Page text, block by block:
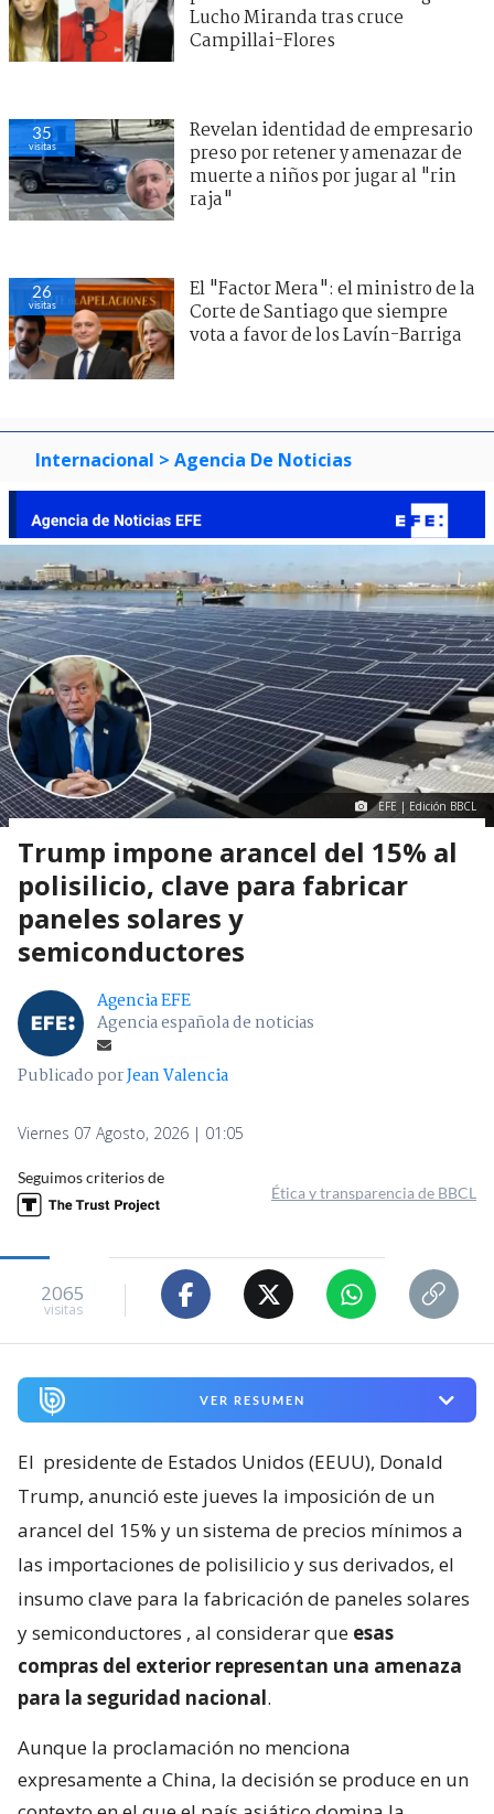
Lucho Miranda tras cruce
Campillai-Flores
35
visitas
Revelan identidad de empresario
preso por retener y amenazar de
muerte a niños por jugar al "rin
raja"
26
visitas
El "Factor Mera": el ministro de la
Corte de Santiago que siempre
vota a favor de los Lavín-Barriga
Internacional > Agencia De Noticias
EFE | Edición BBCL
Trump impone arancel del 15% al
polisilicio, clave para fabricar
paneles solares y
semiconductores
Agencia EFE
Agencia española de noticias
Publicado porJean Valencia
Viernes 07 Agosto, 2026 | 01:05
Seguimos criterios de
Ética y transparencia de BBCL
2065
visitas
VER RESUMEN
El presidente de Estados Unidos (EEUU), Donald
Trump, anunció este jueves la imposición de un
arancel del 15% y un sistema de precios mínimos a
las importaciones de polisilicio y sus derivados, el
insumo clave para la fabricación de paneles solares
y semiconductores , al considerar que esas
compras del exterior representan una amenaza
para la seguridad nacional.
Aunque la proclamación no menciona
expresamente a China, la decisión se produce en un